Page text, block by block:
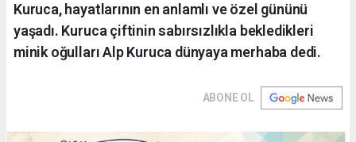
Kuruca, hayatlarının en anlamlı ve özel gününü
yaşadı. Kuruca çiftinin sabırsızlıkla bekledikleri
minik oğulları Alp Kuruca dünyaya merhaba dedi.
ABONE OL